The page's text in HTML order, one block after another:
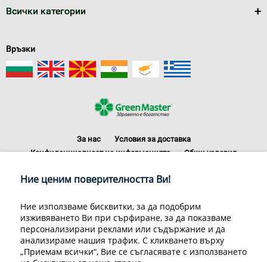
Всички категории
Връзки
За нас
Условия за доставка
Конфиденциалност на информацията
Общи условия
Контакти
070070220
© 1998-2020 Green Master Group Ltd, All rights reserved.
Developed bySirma CI
Ние ценим поверителността Ви!
Ние използваме бисквитки, за да подобрим
изживяването Ви при сърфиране, за да показваме
персонализирани реклами или съдържание и да
анализираме нашия трафик. С кликването върху
„Приемам всички“, Вие се съгласявате с използването